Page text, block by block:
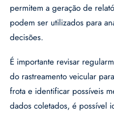
permitem a geração de
podem ser utilizados para
decisões.
É importante revisar
do rastreamento veicular
frota e identificar possíveis
dados coletados, é possível